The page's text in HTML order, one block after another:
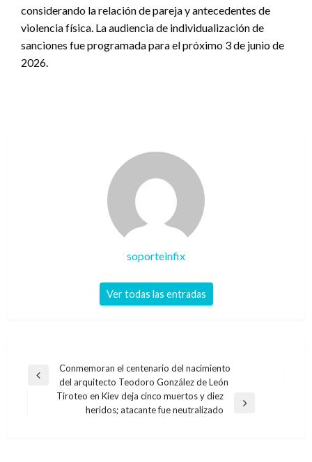
considerando la relación de pareja y antecedentes de
violencia física. La audiencia de individualización de
sanciones fue programada para el próximo 3 de junio de
2026.
soporteinfix
Ver todas las entradas
Navegación
Entrada
anterior
Conmemoran el centenario del nacimiento
del arquitecto Teodoro González de León
Tiroteo en Kiev deja cinco muertos y diez
heridos; atacante fue neutralizado